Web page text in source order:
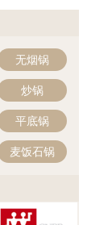
无烟锅
炒锅
平底锅
麦饭石锅